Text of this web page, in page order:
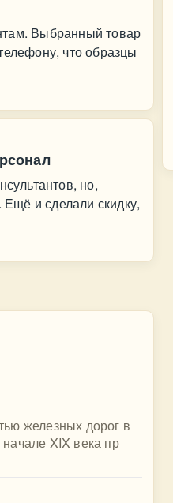
Выбранный товар
что образцы
но,
и сделали скидку,
железных дорог в
XIX века пр